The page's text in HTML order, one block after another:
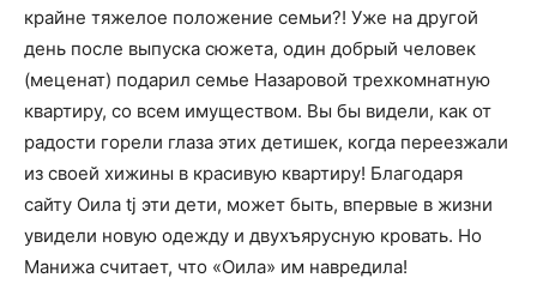
крайне тяжелое положение семьи?! Уже на другой
день после выпуска сюжета, один добрый человек
(меценат) подарил семье Назаровой трехкомнатную
квартиру, со всем имуществом. Вы бы видели, как от
радости горели глаза этих детишек, когда переезжали
из своей хижины в красивую квартиру! Благодаря
сайту Оила tj эти дети, может быть, впервые в жизни
увидели новую одежду и двухъярусную кровать. Но
Манижа считает, что «Оила» им навредила!